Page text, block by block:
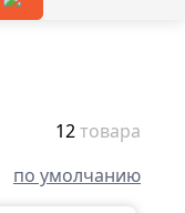
12товара
по умолчанию